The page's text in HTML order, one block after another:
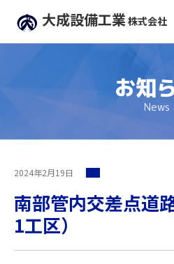
大成設備工業株式会社
お知
News
2024年2月19日
南部管内交差点道
1工区）